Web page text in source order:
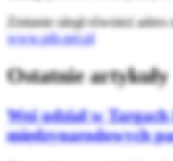
Zmianie uległ również
www.pib.net.pl
Ostatnie artykuły
Weź udział w
międzynarodowych